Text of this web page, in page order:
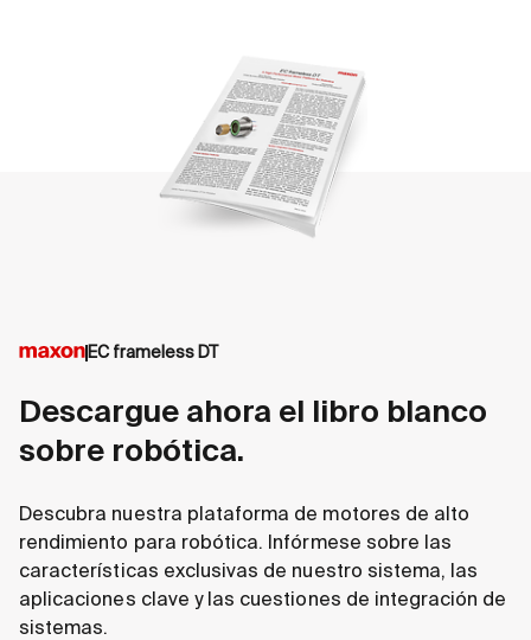
EC frameless DT
Descargue ahora el libro blanco
sobre robótica.
Descubra nuestra plataforma de motores de alto
rendimiento para robótica. Infórmese sobre las
características exclusivas de nuestro sistema, las
aplicaciones clave y las cuestiones de integración de
sistemas.